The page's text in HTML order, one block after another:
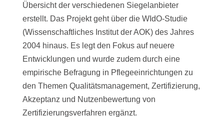
Übersicht der verschiedenen Siegelanbieter
erstellt. Das Projekt geht über die WIdO-Studie
(Wissenschaftliches Institut der AOK) des Jahres
2004 hinaus. Es legt den Fokus auf neuere
Entwicklungen und wurde zudem durch eine
empirische Befragung in Pflegeeinrichtungen zu
den Themen Qualitätsmanagement, Zertifizierung,
Akzeptanz und Nutzenbewertung von
Zertifizierungsverfahren ergänzt.